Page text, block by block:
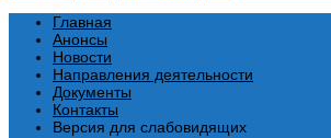
Главная
Анонсы
Новости
Направления деятельности
Документы
Контакты
Версия для слабовидящих